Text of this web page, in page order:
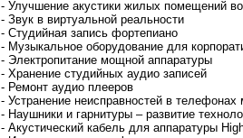
- Улучшение акустики жилых помещений
- Звук в виртуальной реальности
- Студийная запись фортепиано
- Музыкальное оборудование для
- Электропитание мощной аппаратуры
- Хранение студийных аудио записей
- Ремонт аудио плееров
- Устранение неисправностей в
- Наушники и гарнитуры – развитие
- Акустический кабель для аппаратуры